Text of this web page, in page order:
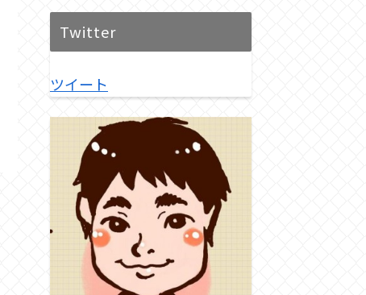
Twitter
ツイート